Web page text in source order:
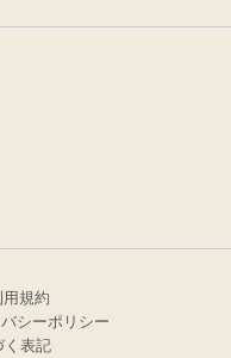
規約
シーポリシー
く表記